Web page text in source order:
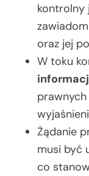
kontrolny
oraz jej
W toku
prawnych
Żądanie
musi być
co